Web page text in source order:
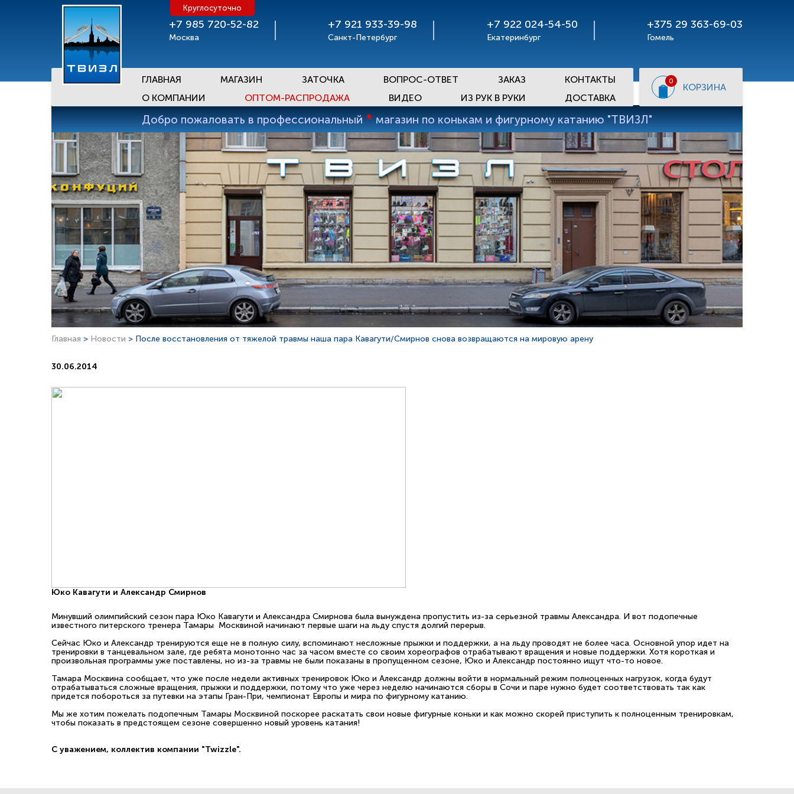
+7 985 720-52-82
Москва
Круглосуточно
+7 921 933-39-98
Санкт-Петербург
+7 922 024-54-50
Екатеринбург
+375 29 363-69-03
Гомель
ГЛАВНАЯ МАГАЗИН ЗАТОЧКА ВОПРОС-ОТВЕТ ЗАКАЗ
КОНТАКТЫ
О КОМПАНИИ
ОПТОМ-РАСПРОДАЖА ВИДЕО ИЗ РУК В РУКИ ДОСТАВКА
0
КОРЗИНА
Добро пожаловать в профессиональный * магазин по конькам и фигурному катанию "ТВИЗЛ"
Главная > Новости > После восстановления от тяжелой травмы наша пара Кавагути/Смирнов снова возвращаются на мировую арену
30.06.2014
Юко Кавагути и Александр Смирнов
Минувший олимпийский сезон пара Юко Кавагути и Александра Смирнова была вынуждена пропустить из-за серьезной травмы Александра. И вот подопечные
известного питерского тренера Тамары Москвиной начинают первые шаги на льду спустя долгий перерыв.
Сейчас Юко и Александр тренируются еще не в полную силу, вспоминают несложные прыжки и поддержки, а на льду проводят не более часа. Основной упор идет на
тренировки в танцевальном зале, где ребята монотонно час за часом вместе со своим хореографов отрабатывают вращения и новые поддержки. Хотя короткая и
произвольная программы уже поставлены, но из-за травмы не были показаны в пропущенном сезоне, Юко и Александр постоянно ищут что-то новое.
Тамара Москвина сообщает, что уже после недели активных тренировок Юко и Александр должны войти в нормальный режим полноценных нагрузок, когда будут
отрабатываться сложные вращения, прыжки и поддержки, потому что уже через неделю начинаются сборы в Сочи и паре нужно будет соответствовать так как
придется побороться за путевки на этапы Гран-При, чемпионат Европы и мира по фигурному катанию.
Мы же хотим пожелать подопечным Тамары Москвиной поскорее раскатать свои новые фигурные коньки и как можно скорей приступить к полноценным тренировкам,
чтобы показать в предстоящем сезоне совершенно новый уровень катания!
С уважением, коллектив компании "Twizzle".